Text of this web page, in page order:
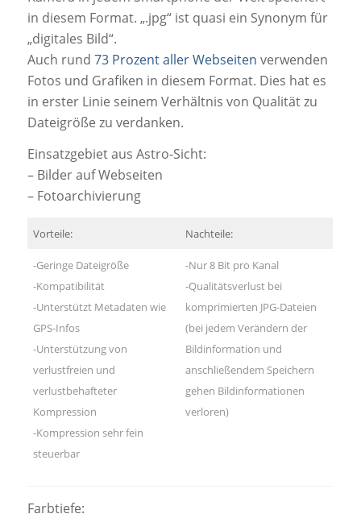
in diesem Format. „.jpg“ ist quasi ein Synonym für
„digitales Bild“.
Auch rund 73 Prozent aller Webseiten verwenden
Fotos und Grafiken in diesem Format. Dies hat es
in erster Linie seinem Verhältnis von Qualität zu
Dateigröße zu verdanken.
Einsatzgebiet aus Astro-Sicht:
– Bilder auf Webseiten
– Fotoarchivierung
Vorteile: Nachteile:
-Geringe Dateigröße
-Kompatibilität
-Unterstützt Metadaten wie
GPS-Infos
-Unterstützung von
verlustfreien und
verlustbehafteter
Kompression
-Kompression sehr fein
steuerbar
-Nur 8 Bit pro Kanal
-Qualitätsverlust bei
komprimierten JPG-Dateien
(bei jedem Verändern der
Bildinformation und
anschließendem Speichern
gehen Bildinformationen
verloren)
Farbtiefe: